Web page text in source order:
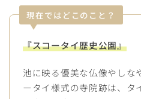
現在ではどこのこと？
『スコータイ歴史公園』
池に映る優美な仏像やしな
ータイ様式の寺院跡は、タ